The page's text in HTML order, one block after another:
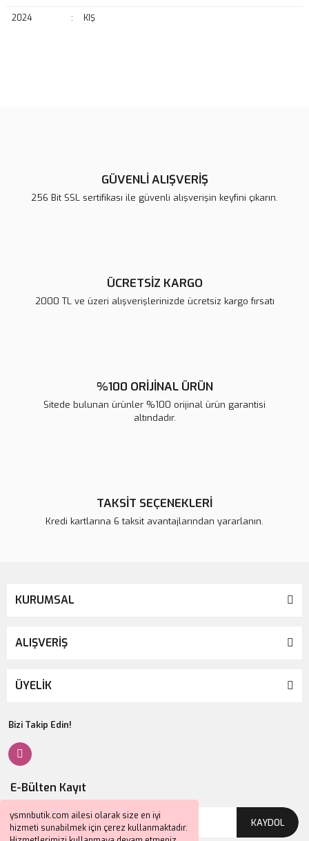
ysmnbutik.com ailesi olarak size en iyi
hizmeti sunabilmek için çerez kullanmaktadır.
2024 : KIŞ
Ürün açıklamasında eksik bilgiler bulunuyor.
GÜVENLİ ALIŞVERİŞ
256 Bit SSL sertifikası ile güvenli alışverişin keyfini çıkarın.
ÜCRETSİZ KARGO
2000 TL ve üzeri alışverişlerinizde ücretsiz kargo fırsatı
%100 ORİJİNAL ÜRÜN
Sitede bulunan ürünler %100 orijinal ürün garantisi
altındadır.
TAKSİT SEÇENEKLERİ
Kredi kartlarına 6 taksit avantajlarından yararlanın.
KURUMSAL
ALIŞVERİŞ
ÜYELİK
Bizi Takip Edin!
E-Bülten Kayıt
KAYDOL